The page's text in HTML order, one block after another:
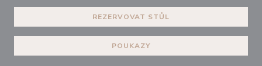
REZERVOVAT STŮL
POUKAZY